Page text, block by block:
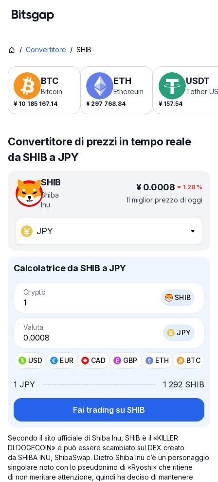
/ Convertitore / SHIB
BTC
Bitcoin
¥ 10 185 167.14
ETH
Ethereum
¥ 297 768.84
USDT
Tether
¥ 157.54
Convertitore di prezzi in tempo reale
da SHIB a JPY
SHIB
Shiba
Inu
¥ 0.0008 1.28 %
Il miglior prezzo di oggi
JPY
Calcolatrice da SHIB a JPY
Crypto
SHIB
Valuta
JPY
USD EUR CAD GBP ETH BTC
1 JPY 1 292 SHIB
Fai trading su SHIB
Secondo il sito ufficiale di Shiba Inu, SHIB è il «KILLER
DI DOGECOIN» e può essere scambiato sul DEX creato
da SHIBA INU, ShibaSwap. Dietro Shiba Inu c’è un personaggio
singolare noto con lo pseudonimo di «Ryoshi» che ritiene
di non meritare attenzione, quindi ha deciso di mantenere